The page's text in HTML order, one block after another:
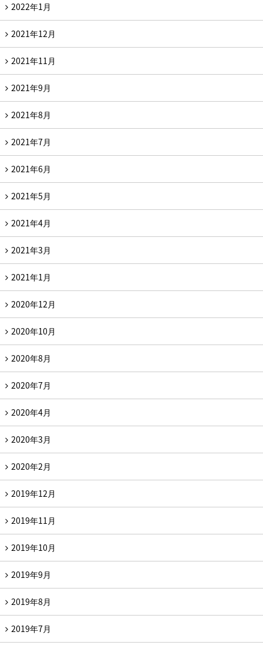
2022年1月
2021年12月
2021年11月
2021年9月
2021年8月
2021年7月
2021年6月
2021年5月
2021年4月
2021年3月
2021年1月
2020年12月
2020年10月
2020年8月
2020年7月
2020年4月
2020年3月
2020年2月
2019年12月
2019年11月
2019年10月
2019年9月
2019年8月
2019年7月